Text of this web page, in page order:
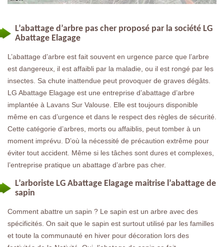
L’abattage d’arbre pas cher proposé par la société LG
Abattage Elagage
L’abattage d’arbre est fait souvent en urgence parce que l’arbre
est dangereux, il est affaibli par la maladie, ou il est rongé par les
insectes. Sa chute inattendue peut provoquer de graves dégâts.
LG Abattage Elagage est une entreprise d’abattage d’arbre
implantée à Lavans Sur Valouse. Elle est toujours disponible
même en cas d’urgence et dans le respect des règles de sécurité.
Cette catégorie d’arbres, morts ou affaiblis, peut tomber à un
moment imprévu. D’où la nécessité de précaution extrême pour
éviter tout accident. Même si les tâches sont dures et complexes,
l’entreprise pratique un abattage d’arbre pas cher.
L’arboriste LG Abattage Elagage maitrise l’abattage de
sapin
Comment abattre un sapin ? Le sapin est un arbre avec des
spécificités. On sait que le sapin est surtout utilisé par les familles
et toute la communauté en hiver pour décoration lors des